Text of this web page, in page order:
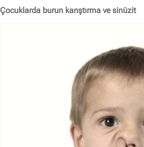
Çocuklarda burun karıştırma ve sinüzit